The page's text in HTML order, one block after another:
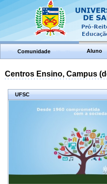
Comunidade Aluno
Centros Ensino, Campus
UFSC